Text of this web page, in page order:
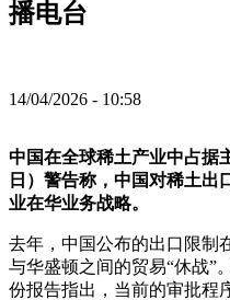
播电台
14/04/2026 - 10:58
中国在全球稀土产业中占据
日）警告称，中国对稀土出
业在华业务战略。
去年，中国公布的出口限制
与华盛顿之间的贸易“休战”
份报告指出，当前的审批程